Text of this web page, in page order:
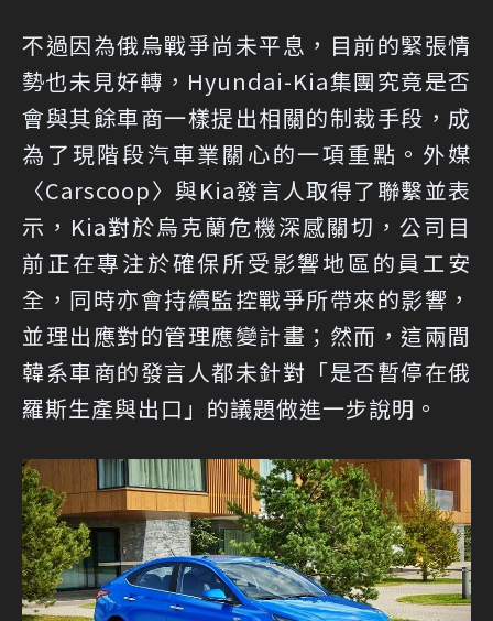
不過因為俄烏戰爭尚未平息，目前的緊張情
勢也未見好轉，Hyundai-Kia集團究竟是否
會與其餘車商一樣提出相關的制裁手段，成
為了現階段汽車業關心的一項重點。外媒
〈Carscoop〉與Kia發言人取得了聯繫並表
示，Kia對於烏克蘭危機深感關切，公司目
前正在專注於確保所受影響地區的員工安
全，同時亦會持續監控戰爭所帶來的影響，
並理出應對的管理應變計畫；然而，這兩間
韓系車商的發言人都未針對「是否暫停在俄
羅斯生產與出口」的議題做進一步說明。